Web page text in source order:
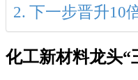
下一步晋升10
化工新材料龙头“